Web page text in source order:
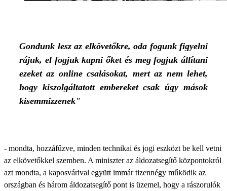
Gondunk lesz az elkövetőkre, oda fogunk figyelni
rájuk, el fogjuk kapni őket és meg fogjuk állítani
ezeket az online csalásokat, mert az nem lehet,
hogy kiszolgáltatott embereket csak úgy mások
kisemmizzenek"
- mondta, hozzáfűzve, minden technikai és jogi eszközt be kell vetni
az elkövetőkkel szemben. A miniszter az áldozatsegítő központokról
azt mondta, a kaposvárival együtt immár tizennégy működik az
országban és három áldozatsegítő pont is üzemel, hogy a rászorulók